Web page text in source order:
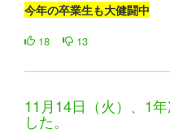
今年の卒業生も大健闘中
18 13
11月14日（火）、1
した。